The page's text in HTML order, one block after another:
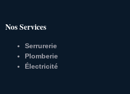
Nos Services
Serrurerie
Plomberie
Électricité